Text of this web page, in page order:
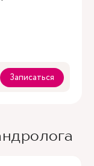
Записаться